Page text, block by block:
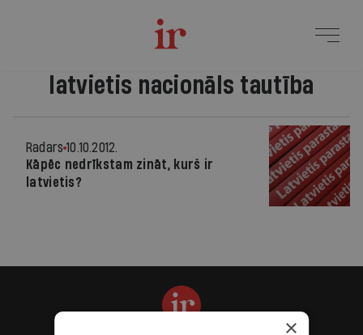
latvietis nacionāls tautība
Radars 10.10.2012.
Kāpēc nedrīkstam zināt, kurš ir
latvietis?
×